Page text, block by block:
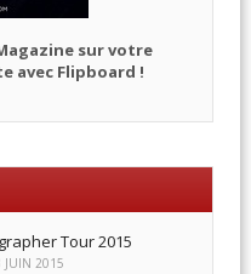
sur votre
avec Flipboard !
Tour 2015
JUIN 2015